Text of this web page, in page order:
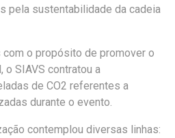
pela sustentabilidade da cadeia
o propósito de promover o
SIAVS contratou a
de CO2 referentes a
durante o evento.
contemplou diversas linhas: